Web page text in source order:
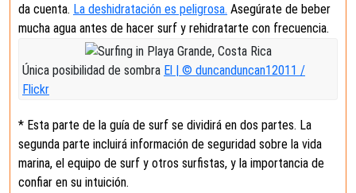
da cuenta. La deshidratación es peligrosa. Asegúrate de beber
mucha agua antes de hacer surf y rehidratarte con frecuencia.
Única posibilidad de sombra El | © duncanduncan12011 /
Flickr
* Esta parte de la guía de surf se dividirá en dos partes. La
segunda parte incluirá información de seguridad sobre la vida
marina, el equipo de surf y otros surfistas, y la importancia de
confiar en su intuición.